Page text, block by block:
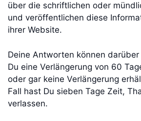
über die schriftlichen oder
und veröffentlichen diese
ihrer Website.
Deine Antworten können
Du eine Verlängerung von 60
oder gar keine Verlängerung
Fall hast Du sieben Tage Zeit,
verlassen.